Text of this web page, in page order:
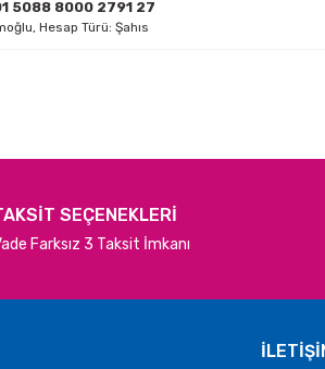
5088 8000 2791 27
Hesap Türü: Şahıs
SEÇENEKLERİ
Farksız 3 Taksit İmkanı